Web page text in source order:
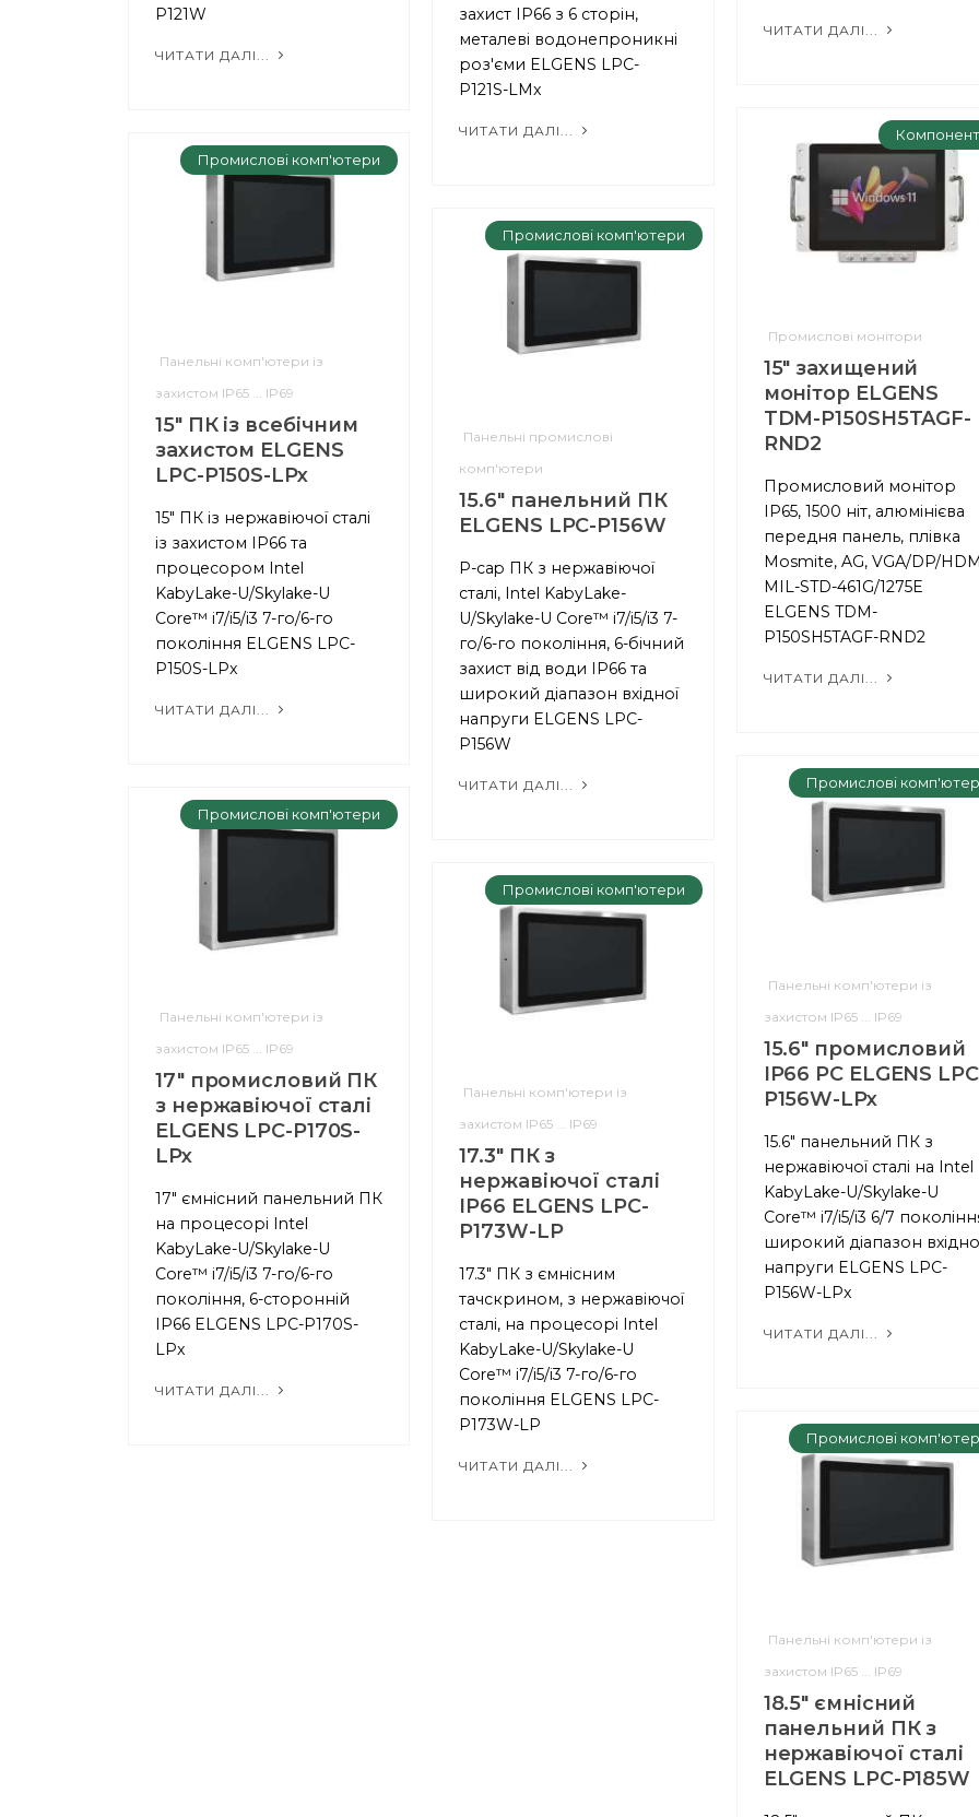
P121W
ЧИТАТИ ДАЛІ...
захист IP66 з 6 сторін,
металеві водонепроникні
роз'єми ELGENS LPC-
P121S-LMx
ЧИТАТИ ДАЛІ...
ЧИТАТИ ДАЛІ...
Промислові монітори
15" захищений
монітор ELGENS
TDM-P150SH5TAGF-
RND2
Промисловий монітор
IP65, 1500 ніт, алюмінієва
передня панель, плівка
Mosmite, AG, VGA/DP/
MIL-STD-461G/1275E
ELGENS TDM-
P150SH5TAGF-RND2
ЧИТАТИ ДАЛІ...
Промислові комп'ютери
Панельні комп'ютери із
захистом IP65 ... IP69
15" ПК із всебічним
захистом ELGENS
LPC-P150S-LPx
15" ПК із нержавіючої сталі
із захистом IP66 та
процесором Intel
KabyLake-U/Skylake-U
Core™ i7/i5/i3 7-го/6-го
покоління ELGENS LPC-
P150S-LPx
ЧИТАТИ ДАЛІ...
Промислові комп'ютери
Панельні промислові
комп'ютери
15.6" панельний ПК
ELGENS LPC-P156W
P-cap ПК з нержавіючої
сталі, Intel KabyLake-
U/Skylake-U Core™ i7/i5/i3 7-
го/6-го покоління, 6-бічний
захист від води IP66 та
широкий діапазон вхідної
напруги ELGENS LPC-
P156W
ЧИТАТИ ДАЛІ... Промислові
Панельні комп'ютери із
захистом IP65 ... IP69
15.6" промисловий
IP66 PC ELGENS
P156W-LPx
15.6" панельний ПК з
нержавіючої сталі на Intel
KabyLake-U/Skylake-U
Core™ i7/i5/i3 6/7
широкий діапазон
напруги ELGENS LPC-
P156W-LPx
ЧИТАТИ ДАЛІ...
Промислові комп'ютери
Панельні комп'ютери із
захистом IP65 ... IP69
17" промисловий ПК
з нержавіючої сталі
ELGENS LPC-P170S-
LPx
17" ємнісний панельний ПК
на процесорі Intel
KabyLake-U/Skylake-U
Core™ i7/i5/i3 7-го/6-го
покоління, 6-сторонній
IP66 ELGENS LPC-P170S-
LPx
ЧИТАТИ ДАЛІ...
Промислові комп'ютери
Панельні комп'ютери із
захистом IP65 ... IP69
17.3" ПК з
нержавіючої сталі
IP66 ELGENS LPC-
P173W-LP
17.3" ПК з ємнісним
тачскрином, з нержавіючої
сталі, на процесорі Intel
KabyLake-U/Skylake-U
Core™ i7/i5/i3 7-го/6-го
покоління ELGENS LPC-
P173W-LP
ЧИТАТИ ДАЛІ...
Промислові
Панельні комп'ютери із
захистом IP65 ... IP69
18.5" ємнісний
панельний ПК з
нержавіючої сталі
ELGENS LPC-P185W